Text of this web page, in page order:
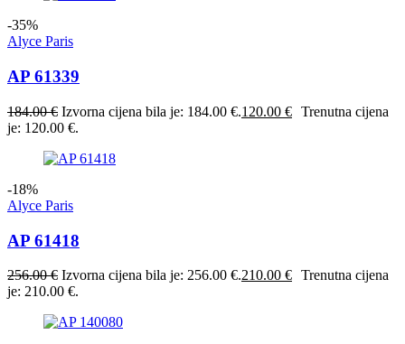
-35%
Alyce Paris
AP 61339
184.00€ Izvorna cijena bila je: 184.00 €.120.00 € Trenutna cijena
je: 120.00 €.
-18%
Alyce Paris
AP 61418
256.00€ Izvorna cijena bila je: 256.00 €.210.00 € Trenutna cijena
je: 210.00 €.